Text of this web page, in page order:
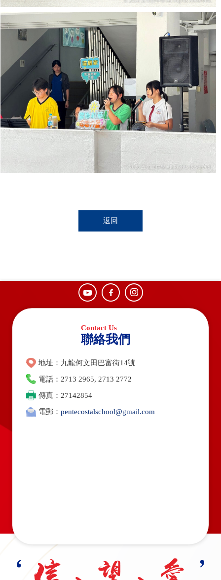
返回
聯絡我們
地址：九龍何文田巴富街14號
電話：2713 2965, 2713 2772
傳真：27142854
電郵： pentecostalschool@gmail.com